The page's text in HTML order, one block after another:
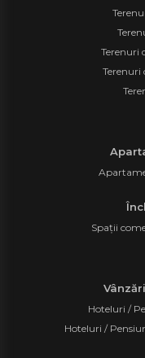
Terenuri
Terenuri
Spații
Hoteluri /
Hoteluri /